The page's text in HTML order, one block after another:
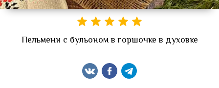
Пельмени с бульоном в горшочке в духовке